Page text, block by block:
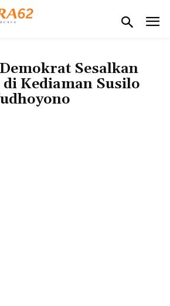
Sesalkan
di Kediaman Susilo